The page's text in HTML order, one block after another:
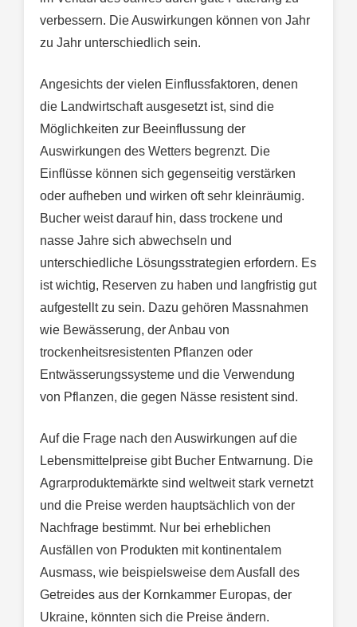
verbessern. Die Auswirkungen können von Jahr
zu Jahr unterschiedlich sein.
Angesichts der vielen Einflussfaktoren, denen
die Landwirtschaft ausgesetzt ist, sind die
Möglichkeiten zur Beeinflussung der
Auswirkungen des Wetters begrenzt. Die
Einflüsse können sich gegenseitig verstärken
oder aufheben und wirken oft sehr kleinräumig.
Bucher weist darauf hin, dass trockene und
nasse Jahre sich abwechseln und
unterschiedliche Lösungsstrategien erfordern. Es
ist wichtig, Reserven zu haben und langfristig gut
aufgestellt zu sein. Dazu gehören Massnahmen
wie Bewässerung, der Anbau von
trockenheitsresistenten Pflanzen oder
Entwässerungssysteme und die Verwendung
von Pflanzen, die gegen Nässe resistent sind.
Auf die Frage nach den Auswirkungen auf die
Lebensmittelpreise gibt Bucher Entwarnung. Die
Agrarproduktemärkte sind weltweit stark vernetzt
und die Preise werden hauptsächlich von der
Nachfrage bestimmt. Nur bei erheblichen
Ausfällen von Produkten mit kontinentalem
Ausmass, wie beispielsweise dem Ausfall des
Getreides aus der Kornkammer Europas, der
Ukraine, könnten sich die Preise ändern.